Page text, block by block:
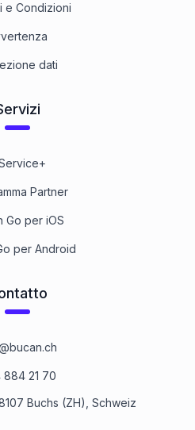
e Condizioni
dati
Partner
Go per iOS
per Android
884 21 70
Buchs (ZH), Schweiz